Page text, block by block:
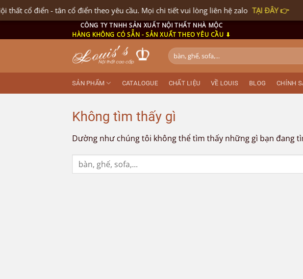
qua
CÔNG TY TNHH SẢN XUẤT NỘI THẤT NHÀ MỘC
HÀNG KHÔNG CÓ SẴN - SẢN XUẤT THEO YÊU CẦU ⬇
Tìm
kiếm:
SẢN PHẨM CATALOGUE CHẤT LIỆU VỀ LOUIS BLOG CHÍNH
Không tìm thấy gì
Dường như chúng tôi không thể tìm thấy những gì bạn đang
cổ điển - tân cổ điển theo yêu cầu. Mọi chi tiết vui lòng liên hệ zalo TẠI ĐÂY 👉